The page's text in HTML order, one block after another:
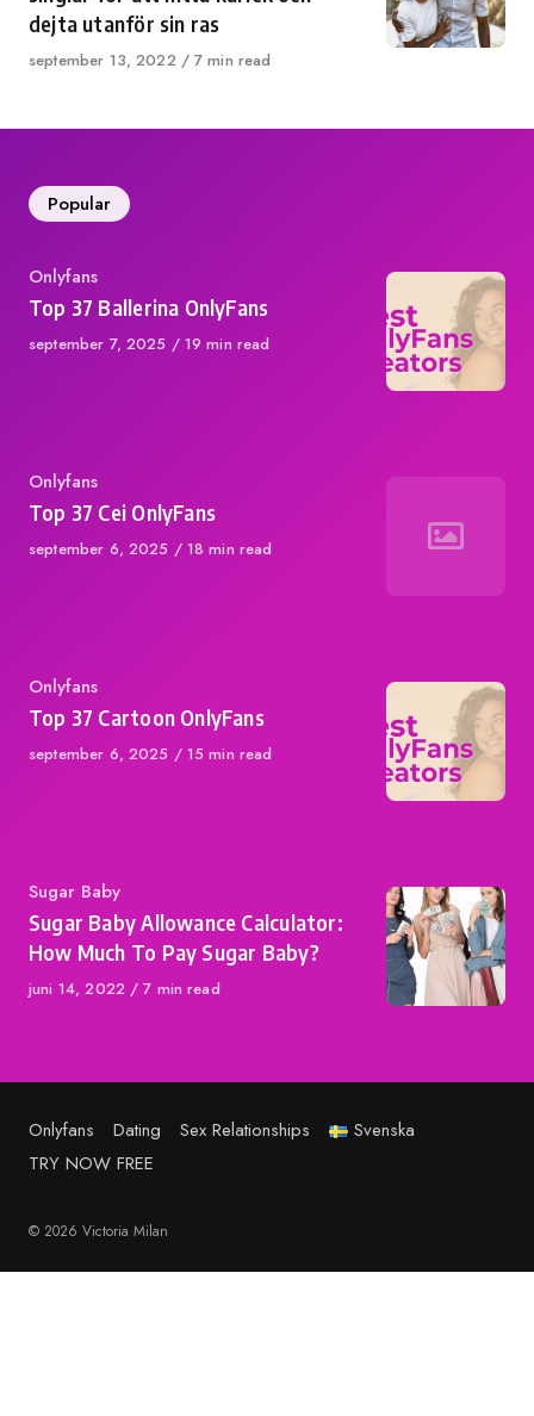
dejta utanför sin ras
Published
september 13, 2022 7 min read
Popular
Category
Onlyfans
Top 37 Ballerina OnlyFans
Published
september 7, 2025 19 min read
Category
Onlyfans
Top 37 Cei OnlyFans
Published
september 6, 2025 18 min read
Category
Onlyfans
Top 37 Cartoon OnlyFans
Published
september 6, 2025 15 min read
Category
Sugar Baby
Sugar Baby Allowance Calculator:
How Much To Pay Sugar Baby?
Published
juni 14, 2022 7 min read
Onlyfans Dating Sex Relationships
Svenska
TRY NOW FREE
© 2026 Victoria Milan